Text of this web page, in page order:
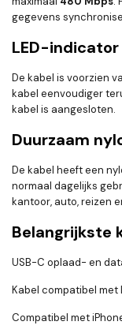
gegevens
LED-indicator
De kabel is voorzien
kabel eenvoudiger
kabel is aangesloten.
Duurzaam
De kabel heeft een
normaal dagelijks
kantoor, auto, reizen
Belangrijkste
USB-C oplaad- en
Kabel compatibel met
Compatibel met